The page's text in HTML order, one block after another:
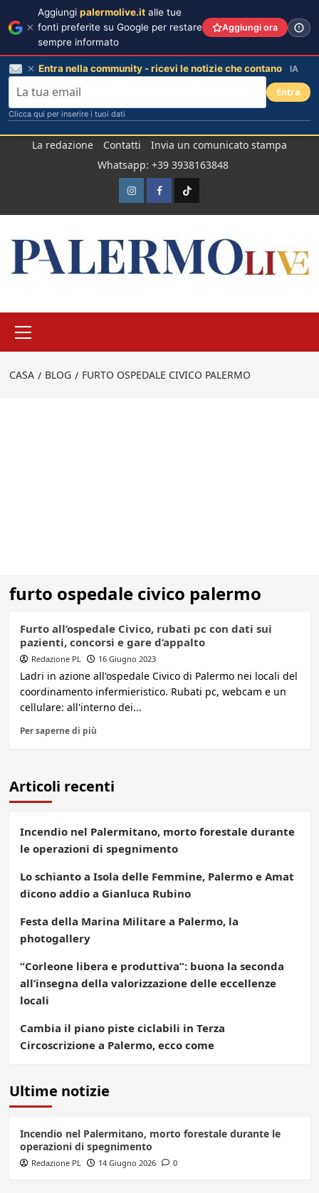
La redazione Contatti
Invia un comunicato stampa
Whatsapp: +39 3938163848
InstagramFacebook
TikTok
principale
CASA BLOG FURTO OSPEDALE CIVICO PALERMO
furto ospedale civico palermo
Furto all’ospedale Civico, rubati pc con dati sui
pazienti, concorsi e gare d’appalto
Redazione PL 16 Giugno 2023
Ladri in azione all'ospedale Civico di Palermo nei locali del
coordinamento infermieristico. Rubati pc, webcam e un
cellulare: all'interno dei...
Per saperne di più
Articoli recenti
Incendio nel Palermitano, morto forestale durante
le operazioni di spegnimento
Lo schianto a Isola delle Femmine, Palermo e Amat
dicono addio a Gianluca Rubino
Festa della Marina Militare a Palermo, la
photogallery
“Corleone libera e produttiva”: buona la seconda
all’insegna della valorizzazione delle eccellenze
locali
Cambia il piano piste ciclabili in Terza
Circoscrizione a Palermo, ecco come
Ultime notizie
Incendio nel Palermitano, morto forestale durante le
operazioni di spegnimento
Redazione PL 14 Giugno 2026 0
Aggiungi palermolive.it alle tue
fonti preferite su Google per restare
sempre informato
Aggiungi ora
Entra nella community - ricevi le notizie che contano IA
Entra
Clicca qui per inserire i tuoi dati